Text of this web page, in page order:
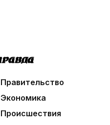
Правительство
Экономика
Происшествия